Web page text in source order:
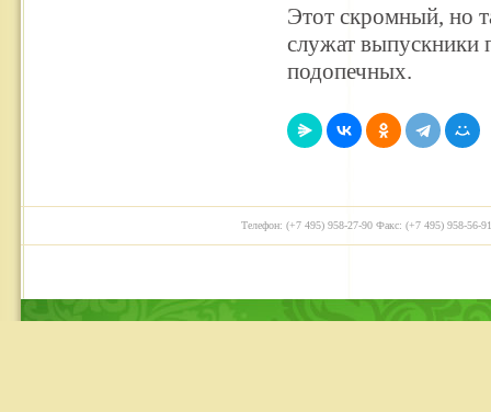
Этот скромный, но
служат выпускники
подопечных.
Телефон: (+7 495) 958-27-90 Факс: (+7 495) 958-56-